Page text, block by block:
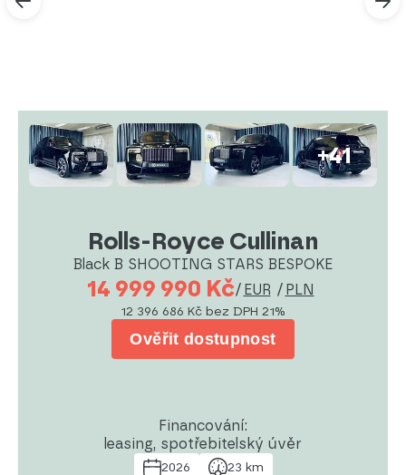
+41
Rolls-Royce Cullinan
Black B SHOOTING STARS BESPOKE
14 999 990 Kč/ EUR / PLN
12 396 686 Kč bez DPH 21%
Ověřit dostupnost
Financování:
leasing, spotřebitelský úvěr
2026 23 km